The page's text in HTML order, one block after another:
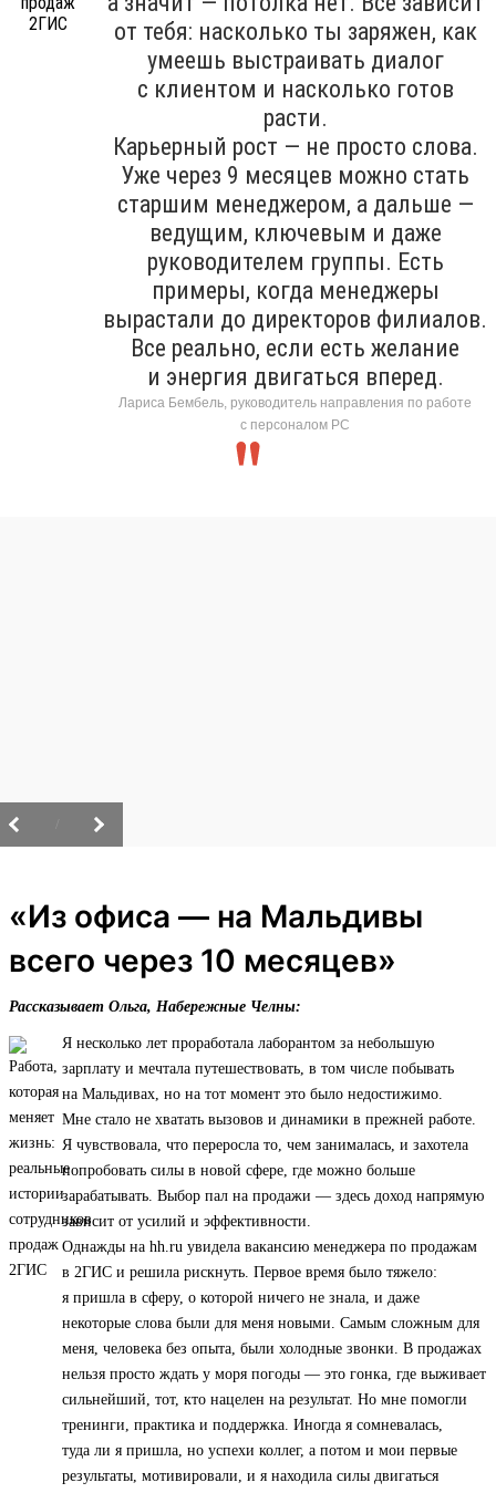
от тебя: насколько ты заряжен, как
умеешь выстраивать диалог
с клиентом и насколько готов
расти.
Карьерный рост — не просто слова.
Уже через 9 месяцев можно стать
старшим менеджером, а дальше —
ведущим, ключевым и даже
руководителем группы. Есть
примеры, когда менеджеры
вырастали до директоров филиалов.
Все реально, если есть желание
и энергия двигаться вперед.
Лариса Бембель, руководитель направления по работе
с персоналом РС
«Из офиса — на Мальдивы
всего через 10 месяцев»
Рассказывает Ольга, Набережные Челны:
Я несколько лет проработала лаборантом за небольшую
зарплату и мечтала путешествовать, в том числе побывать
на Мальдивах, но на тот момент это было недостижимо.
Мне стало не хватать вызовов и динамики в прежней работе.
Я чувствовала, что переросла то, чем занималась, и захотела
попробовать силы в новой сфере, где можно больше
зарабатывать. Выбор пал на продажи — здесь доход напрямую
зависит от усилий и эффективности.
Однажды на hh.ru увидела вакансию менеджера по продажам
в 2ГИС и решила рискнуть. Первое время было тяжело:
я пришла в сферу, о которой ничего не знала, и даже
некоторые слова были для меня новыми. Самым сложным для
меня, человека без опыта, были холодные звонки. В продажах
нельзя просто ждать у моря погоды — это гонка, где выживает
сильнейший, тот, кто нацелен на результат. Но мне помогли
тренинги, практика и поддержка. Иногда я сомневалась,
туда ли я пришла, но успехи коллег, а потом и мои первые
результаты, мотивировали, и я находила силы двигаться